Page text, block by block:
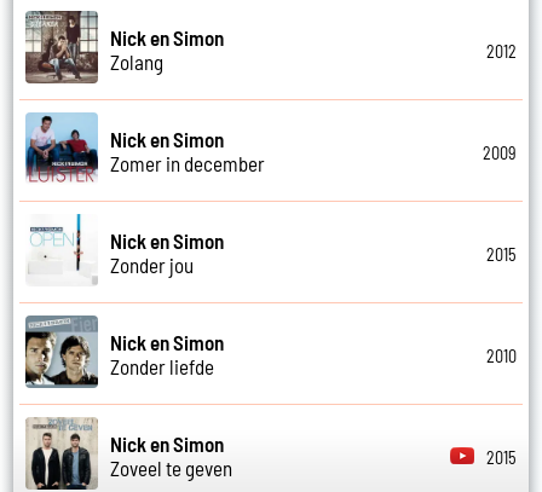
Nick en Simon
Zolang
2012
Nick en Simon
Zomer in december
2009
Nick en Simon
Zonder jou
2015
Nick en Simon
Zonder liefde
2010
Nick en Simon
Zoveel te geven
2015